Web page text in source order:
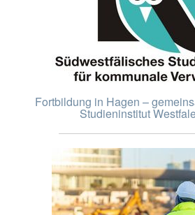
Fortbildung in Hagen –
Studieninstitut